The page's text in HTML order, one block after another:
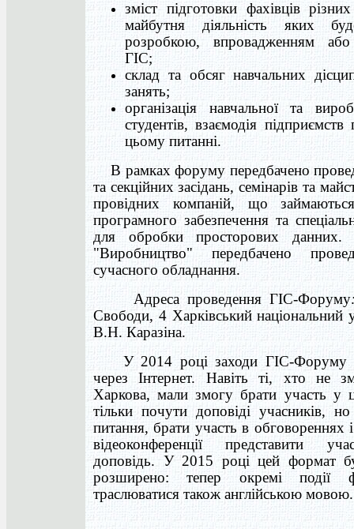
зміст підготовки фахівців
майбутня діяльність яких
розробкою, впровадженням або
ГІС;
склад та обсяг навчальних
занять;
організація навчальної та
студентів, взаємодія
цьому питанні.
В рамках форуму передбачено
та секційних засідань, семінарів та
провідних компаній, що
програмного забезпечення та
для обробки просторових
"Виробництво" передбачено
сучасного обладнання.
Адреса проведення ГІС-Форуму
Свободи, 4 Харківський національний
В.Н. Каразіна.
У 2014 році заходи ГІС-Форуму
через Інтернет. Навіть ті, хто не
Харкова, мали змогу брати участь у
тільки почути доповіді учасників,
питання, брати участь в обговореннях
відеоконференції представити
доповідь. У 2015 році цей формат
розширено: тепер окремі події
траслюватися також англійською мовою.